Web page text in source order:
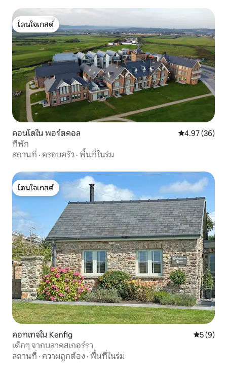
โดนใจเกสต์
โดนใจเกสต์
คอนโดใน พอร์ตคอล คะแนนเฉลี่ย
4.97 (36)
ที่พัก
สถานที่ · ครอบครัว · พื้นที่ในร่ม
โดนใจเกสต์
โดนใจเกสต์
คอทเทจใน Kenfig คะแนนเฉ
5 (9)
เด็กๆ จากบลาคสเกอร์รา
สถานที่ · ความถูกต้อง · พื้นที่ในร่ม